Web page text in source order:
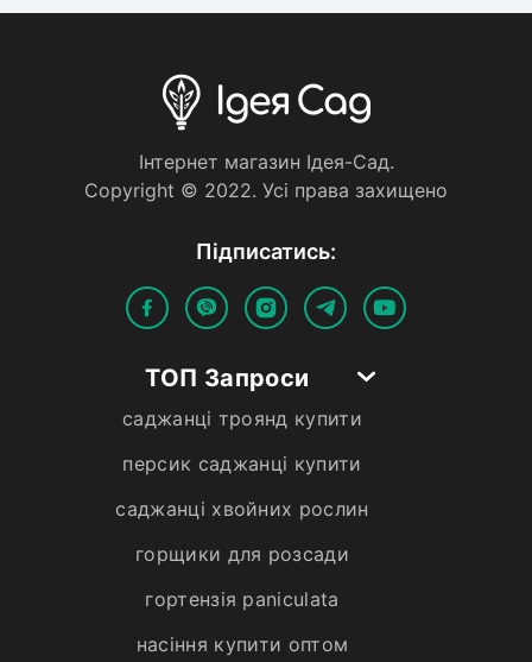
Iнтернет магазин Iдея-Сад.
Copyright © 2022. Усi права захищено
Пiдписатись:
ТОП Запроси
саджанці троянд купити
персик саджанці купити
саджанці хвойних рослин
горщики для розсади
гортензія paniculata
насіння купити оптом